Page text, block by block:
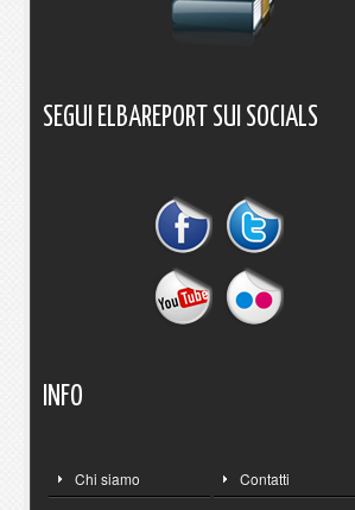
SEGUI ELBAREPORT SUI SOCIALS
INFO
Chi siamo Contatti